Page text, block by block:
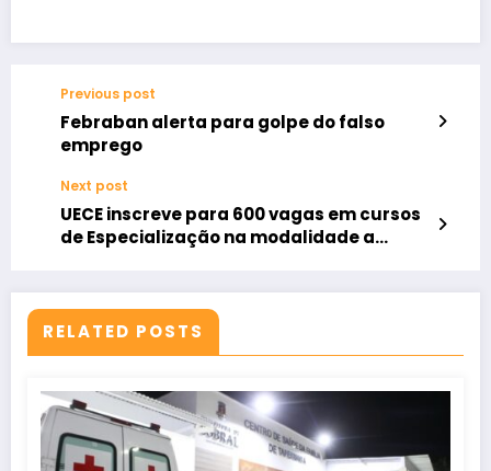
Previous post
Febraban alerta para golpe do falso
emprego
Next post
UECE inscreve para 600 vagas em cursos
de Especialização na modalidade a
RELATED POSTS